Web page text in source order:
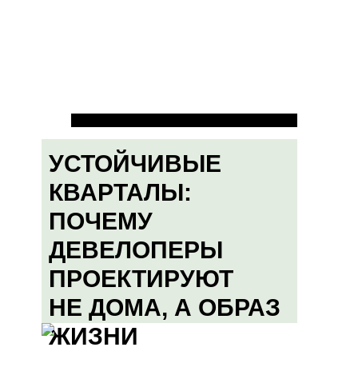
УСТОЙЧИВЫЕ
КВАРТАЛЫ:
ПОЧЕМУ
ДЕВЕЛОПЕРЫ
ПРОЕКТИРУЮТ
НЕ ДОМА, А ОБРАЗ
ЖИЗНИ